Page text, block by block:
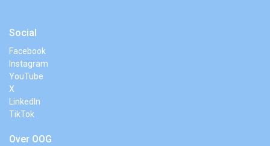
Social
Facebook
Instagram
YouTube
X
LinkedIn
TikTok
Over OOG